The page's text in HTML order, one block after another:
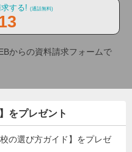
する! (通話無料)
からの資料請求フォームで
をプレゼント
の選び方ガイド】をプレゼ